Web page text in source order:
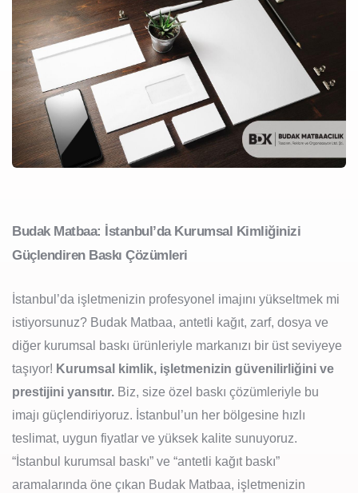
Budak Matbaa: İstanbul’da Kurumsal Kimliğinizi
Güçlendiren Baskı Çözümleri
İstanbul’da işletmenizin profesyonel imajını yükseltmek mi
istiyorsunuz? Budak Matbaa, antetli kağıt, zarf, dosya ve
diğer kurumsal baskı ürünleriyle markanızı bir üst seviyeye
taşıyor! Kurumsal kimlik, işletmenizin güvenilirliğini ve
prestijini yansıtır. Biz, size özel baskı çözümleriyle bu
imajı güçlendiriyoruz. İstanbul’un her bölgesine hızlı
teslimat, uygun fiyatlar ve yüksek kalite sunuyoruz.
“İstanbul kurumsal baskı” ve “antetli kağıt baskı”
aramalarında öne çıkan Budak Matbaa, işletmenizin